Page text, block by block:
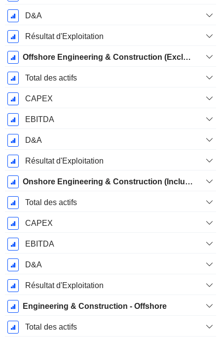
D&A
Résultat d'Exploitation
Offshore Engineering & Construction (Excluding Floaters)
Total des actifs
CAPEX
EBITDA
D&A
Résultat d'Exploitation
Onshore Engineering & Construction (Including Floaters)
Total des actifs
CAPEX
EBITDA
D&A
Résultat d'Exploitation
Engineering & Construction - Offshore
Total des actifs